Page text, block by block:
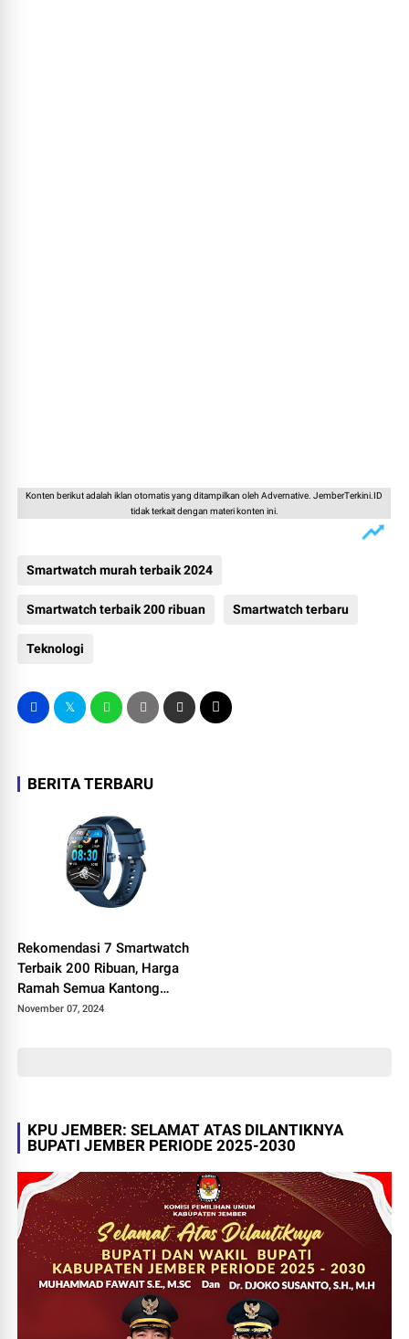
Konten berikut adalah iklan otomatis yang ditampilkan oleh Advernative. JemberTerkini.ID
tidak terkait dengan materi konten ini.
Smartwatch murah terbaik 2024
Smartwatch terbaik 200 ribuan Smartwatch terbaru
Teknologi
BERITA TERBARU
Rekomendasi 7 Smartwatch
Terbaik 200 Ribuan, Harga
Ramah Semua Kantong
Cocok Buat Anda yang Suka
November 07, 2024
KPU JEMBER: SELAMAT ATAS DILANTIKNYA
BUPATI JEMBER PERIODE 2025-2030